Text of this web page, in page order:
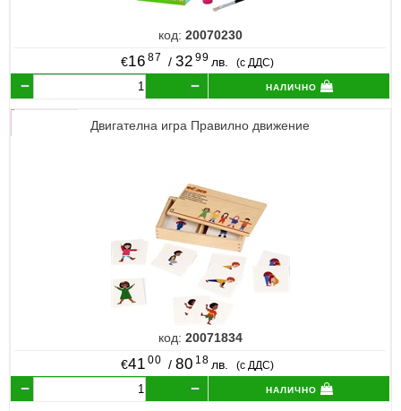
код: 20070230
€16 87 / 32 99 лв. (с ДДС)
налично
Двигателна игра Правилно движение
код: 20071834
€41 00 / 80 18 лв. (с ДДС)
налично